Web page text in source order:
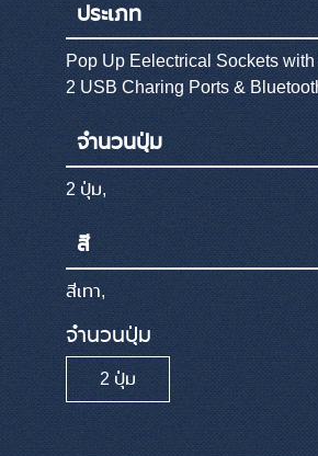
ประเภท
Pop Up Eelectrical Sockets
2 USB Charing Ports &
จำนวนปุ่ม
2 ปุ่ม,
สี
สีเทา,
จำนวนปุ่ม
2 ปุ่ม